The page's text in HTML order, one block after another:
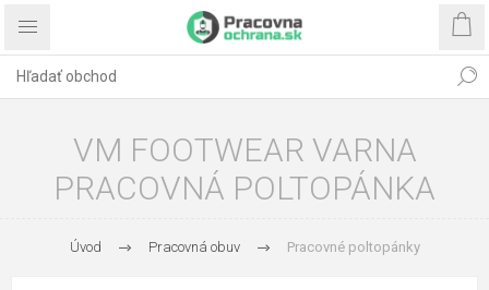
VM FOOTWEAR VARNA
PRACOVNÁ POLTOPÁNKA
Úvod Pracovná obuv Pracovné poltopánky